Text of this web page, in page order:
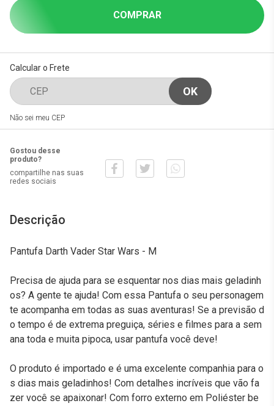
COMPRAR
Calcular o Frete
Não sei meu CEP
Gostou desse
produto?
compartilhe nas suas
redes sociais
Descrição
Pantufa Darth Vader Star Wars - M
Precisa de ajuda para se esquentar nos dias mais geladinh
os? A gente te ajuda! Com essa Pantufa o seu personagem
te acompanha em todas as suas aventuras! Se a previsão d
o tempo é de extrema preguiça, séries e filmes para a sem
ana toda e muita pipoca, usar pantufa você deve!
O produto é importado e é uma excelente companhia para o
s dias mais geladinhos! Com detalhes incríveis que vão fa
zer você se apaixonar! Com forro externo em Poliéster be